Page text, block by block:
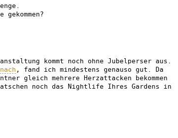
kommt noch ohne Jubelperser aus.
, fand ich mindestens genauso gut. Da
gleich mehrere Herzattacken bekommen
noch das Nightlife Ihres Gardens in